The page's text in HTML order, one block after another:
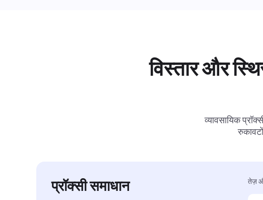
विस्तार और
व्यावसायिक
प्रॉक्सी समाधान तेज़